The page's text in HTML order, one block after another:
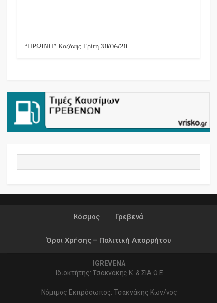
“ΠΡΩΙΝΗ” Κοζάνης Τρίτη 30/06/20
Κόσμος Γρεβενά
Όροι Χρήσης – Πολιτική Απορρήτου
IGREVENA
Ιδιοκτήτης: Τσακνακης Κ. & ΣΙΑ Ο.Ε
Νόμιμος Εκπρόσωπος: Τσακνάκης Κων/νος